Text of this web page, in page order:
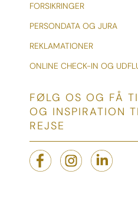
FORSIKRINGER
PERSONDATA OG JURA
REKLAMATIONER
ONLINE CHECK-IN OG
FØLG OS OG FÅ
OG INSPIRATION
REJSE